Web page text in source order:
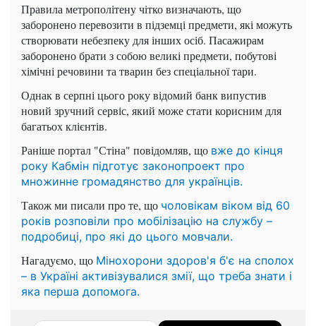
Правила метрополітену чітко визначають, що
заборонено перевозити в підземці предмети, які можуть
створювати небезпеку для інших осіб. Пасажирам
заборонено брати з собою великі предмети, побутові
хімічні речовини та тварин без спеціальної тари.
Однак в серпні цього року відомий банк випустив
новий зручний сервіс, який може стати корисним для
багатьох клієнтів.
Раніше портал "Стіна" повідомляв, що вже до кінця
року Кабмін підготує законопроект про
множинне громадянство для українців.
Також ми писали про те, що чоловікам віком від 60
років розповіли про мобілізацію на службу –
подробиці, про які до цього мовчали.
Нагадуємо, що Мінохорони здоров'я б'є на сполох
– в Україні активізувалися змії, що треба знати і
яка перша допомога.